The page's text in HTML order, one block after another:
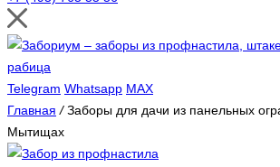
Telegram Whatsapp MAX
Главная / Заборы для дачи из панельных
Мытищах